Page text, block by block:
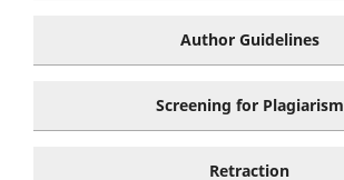
Author Guidelines
Screening for Plagiarism
Retraction